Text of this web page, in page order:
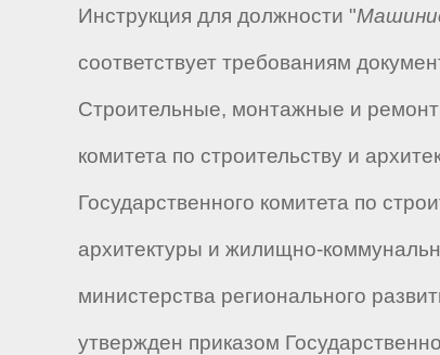
Инструкция для должности "
соответствует требованиям
Строительные, монтажные и
комитета по строительству и
Государственного комитета по
архитектуры и жилищно-
министерства регионального
утвержден приказом